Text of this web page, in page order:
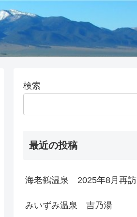
検索
最近の投稿
海老鶴温泉 2025年8月再訪
みいずみ温泉 吉乃湯